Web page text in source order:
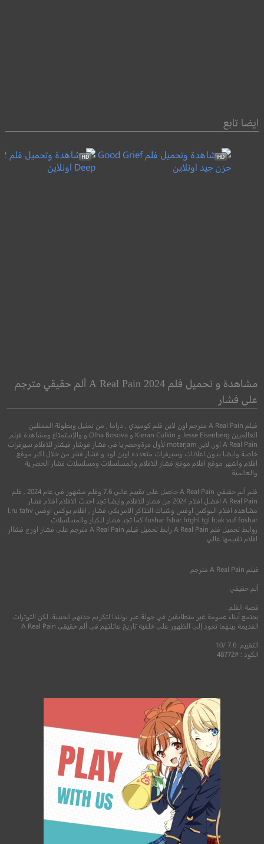
ايضا تابع
حزن جيد
6.5
مشاهدة و تحميل فلم A Real Pain 2024 ألم حقيقي مترجم
على فشار
فيلم A Real Pain مترجم اون لاين فلم كوميدي , دراما , من تمثيل وبطولة الممثلين
العالميين Jesse Eisenberg و Kieran Culkin و Olha Bosova و والإستمتاع ومشاهدة فيلم
A Real Pain اون لاين motarjam لأول مرةوحصريا في فشار فوشار فيشار للافلام سيرفرات
خاصة وايضا بدون اعلانات وسيرفرات متعدده اوبن لود و فشار فشر من خلال اكبر موقع
افلام واشهر موقع افلام موقع فشار للافلام والمسلسلات ومسلسلات فشار الحصرية
والعالمية
فلم ألم حقيقي A Real Pain حاصل على تقييم عالي 7.6 وفلم مشهور في عام 2024 , فلم
A Real Pain افضل افلام 2024 من فشار للافلام وايضا تجد احدث الافلام افلام فشار
مشاهده افلام البوكس اوفس وشباك التذاكر الامريكي فشار , افلام بوكس اوفس l,ru tahv
fushar fshar htghl tgl h;ak vuf foshar كما تجد فشار للكبار والمسلسلات
روابط تحميل فلم A Real Pain رابط تحميل فيلم A Real Pain مترجم على فشار اورج فشاار
افلام تقييمها عالي
فيلم A Real Pain مترجم
ألم حقيقي
قصة الفلم :
يجتمع أبناء عمومة غير متطابقين في جولة عبر بولندا لتكريم جدتهم الحبيبة، لكن التوترات
القديمة بينهما تعود إلى الظهور على خلفية تاريخ عائلتهم في ألم حقيقي A Real Pain
التقييم: 7.6 /10
الكود : #48772